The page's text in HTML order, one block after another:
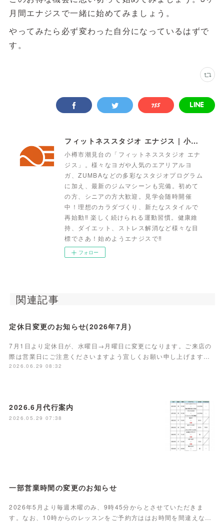
月間エナジスで一緒に始めてみましょう。
やってみたら必ず変わった自分になっているはずで
す。
フィットネススタジオ エナジス | 小樽・スポーツクラブ・ENERGYS
小樽市潮見台の「フィットネススタジオ エナ
ジス」。様々なヨガや人気のエアリアルヨ
ガ、ZUMBAなどの多彩なスタジオプログラム
に加え、最新のジムマシーンも完備。初めて
の方、シニアの方大歓迎。見学会随時開催
中！理想のカラダづくり、新たなスタイルで
再始動‼ 楽しく続けられる運動習慣。健康維
持、ダイエット、ストレス解消など様々な目
標でさあ！始めようエナジスで‼
フォロー
関連記事
定休日変更のお知らせ(2026年7月)
7月1日より定休日が、水曜日→月曜日に変更になります。ご来店の
際は営業日にご注意くださいますよう宜しくお願い申し上げます…
2026.06.29 08:32
2026.6月代行案内
2026.05.29 07:38
一部営業時間の変更のお知らせ
2026年5月より毎週木曜のみ、9時45分からとさせていただきま
す。なお、10時からのレッスンをご予約方ははお時間を間違えな…